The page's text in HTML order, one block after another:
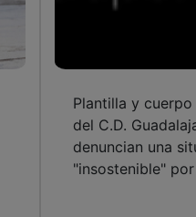
Plantilla y
del C.D.
denuncian una
"insostenible"